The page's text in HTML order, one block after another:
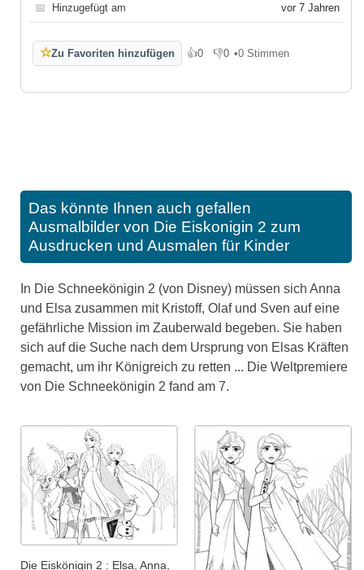
📅 Hinzugefügt am vor 7 Jahren
☆Zu Favoriten hinzufügen 👍0
Gefällt mir
👎0
Gefällt mir nicht
•0 Stimmen
Das könnte Ihnen auch gefallen
Ausmalbilder von Die Eiskonigin 2 zum
Ausdrucken und Ausmalen für Kinder
In Die Schneekönigin 2 (von Disney) müssen sich Anna
und Elsa zusammen mit Kristoff, Olaf und Sven auf eine
gefährliche Mission im Zauberwald begeben. Sie haben
sich auf die Suche nach dem Ursprung von Elsas Kräften
gemacht, um ihr Königreich zu retten ... Die Weltpremiere
von Die Schneekönigin 2 fand am 7.
Die Eiskönigin 2 : Elsa, Anna,